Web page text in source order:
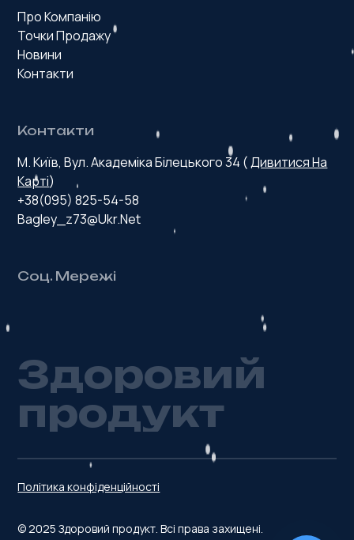
Про Компанію
Точки Продажу
Новини
Контакти
Контакти
М. Київ, Вул. Академіка Білецького 34 (Дивитися На
Карті)
+38(095) 825-54-58
Bagley_z73@ukr.net
Соц. Мережі
Здоровий
продукт
Політика конфіденційності
© 2025 Здоровий продукт. Всі права захищені.